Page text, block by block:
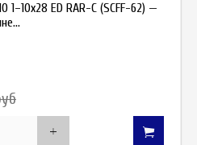
1–10х28 ED RAR-C (SCFF-62) —